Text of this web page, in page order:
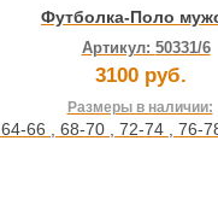
Футболка-Поло
Артикул: 50331/6
3100 руб.
Размеры в наличии:
64-66 , 68-70 , 72-74 , 76-